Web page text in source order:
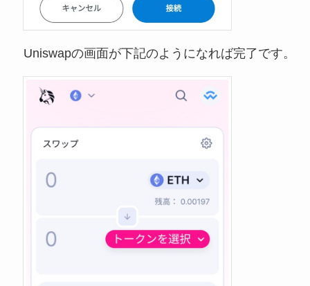
Uniswapの画面が下記のようになれば完了です。